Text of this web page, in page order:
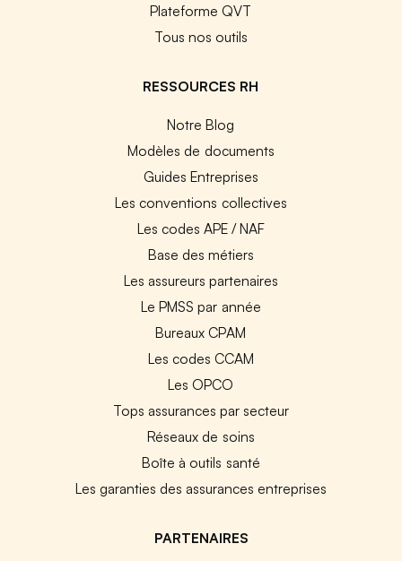
Plateforme QVT
Tous nos outils
RESSOURCES RH
Notre Blog
Modèles de documents
Guides Entreprises
Les conventions collectives
Les codes APE / NAF
Base des métiers
Les assureurs partenaires
Le PMSS par année
Bureaux CPAM
Les codes CCAM
Les OPCO
Tops assurances par secteur
Réseaux de soins
Boîte à outils santé
Les garanties des assurances entreprises
PARTENAIRES